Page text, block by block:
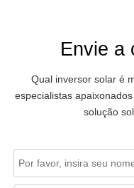
Envie a
Qual inversor solar é
especialistas
solução